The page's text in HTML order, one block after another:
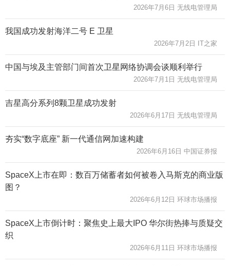
2026年7月6日 无线电管理局
我国成功发射海洋二号 E 卫星
2026年7月2日 IT之家
中国与埃及主管部门间首次卫星网络协调会谈顺利举行
2026年7月1日 无线电管理局
吉星高分系列8颗卫星成功发射
2026年6月17日 无线电管理局
夯实“数字底座” 新一代通信网加速构建
2026年6月16日 中国证券报
SpaceX上市在即：数百万储蓄者如何被卷入马斯克的商业版
图？
2026年6月12日 环球市场播报
SpaceX上市倒计时：聚焦史上最大IPO 华尔街热捧与质疑交
织
2026年6月11日 环球市场播报